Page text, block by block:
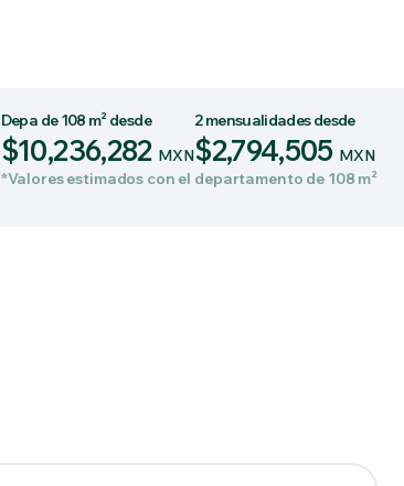
Depa de 108 m² desde
$10,236,282 MXN
2 mensualidades desde
$2,794,505 MXN
*Valores estimados con el departamento de 108 m²